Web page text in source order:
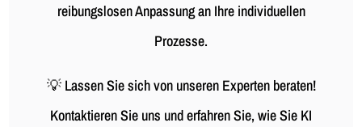
reibungslosen Anpassung an Ihre individuellen
Prozesse.
💡 Lassen Sie sich von unseren Experten beraten!
Kontaktieren Sie uns und erfahren Sie, wie Sie KI